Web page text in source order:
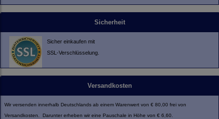
Sicherheit
Sicher einkaufen mit
SSL-Verschlüsselung.
Versandkosten
Wir versenden innerhalb Deutschlands ab einem Warenwert von € 80,00 frei von
Versandkosten. Darunter erheben wir eine Pauschale in Höhe von € 6,60.